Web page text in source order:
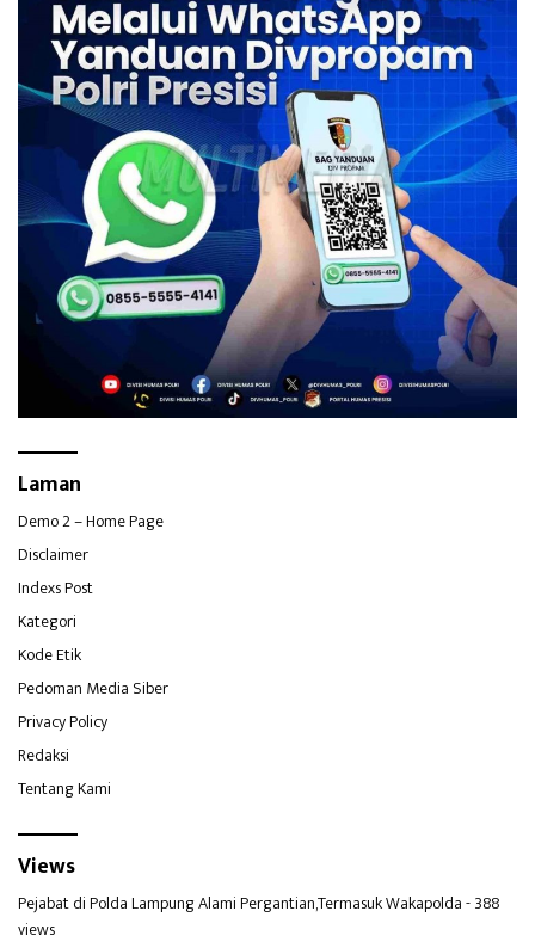
Laman
Demo 2 – Home Page
Disclaimer
Indexs Post
Kategori
Kode Etik
Pedoman Media Siber
Privacy Policy
Redaksi
Tentang Kami
Views
Pejabat di Polda Lampung Alami Pergantian,Termasuk Wakapolda- 388
views